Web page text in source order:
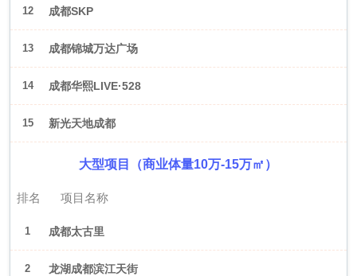
12 成都SKP
13 成都锦城万达广场
14 成都华熙LIVE·528
15 新光天地成都
大型项目（商业体量10万-15万㎡）
排名 项目名称
1 成都太古里
2 龙湖成都滨江天街